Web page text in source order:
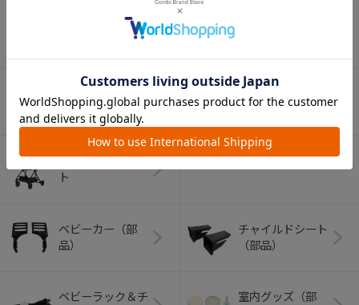
（お口のケア）
（ヘルメット）
ペット用品
ショッピングカー
ト
ベビーカー（部
品）
チャイルドシート
（部品）
ベビーラック＆チ
室内グッズ（部